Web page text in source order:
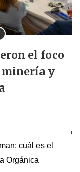
el foco
minería y
cuál es el
Orgánica